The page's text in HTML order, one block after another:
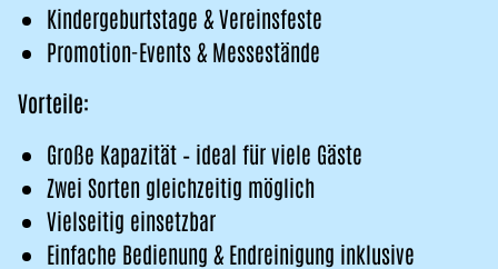
Kindergeburtstage & Vereinsfeste
Promotion-Events & Messestände
Vorteile:
Große Kapazität – ideal für viele Gäste
Zwei Sorten gleichzeitig möglich
Vielseitig einsetzbar
Einfache Bedienung & Endreinigung inklusive